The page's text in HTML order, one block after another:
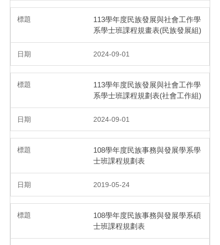
113學年度民族發展與社會工作學
系學士班課程規畫表(民族發展組)
2024-09-01
113學年度民族發展與社會工作學
系學士班課程規劃表(社會工作組)
2024-09-01
108學年度民族事務與發展學系學
士班課程規劃表
2019-05-24
108學年度民族事務與發展學系碩
士班課程規劃表